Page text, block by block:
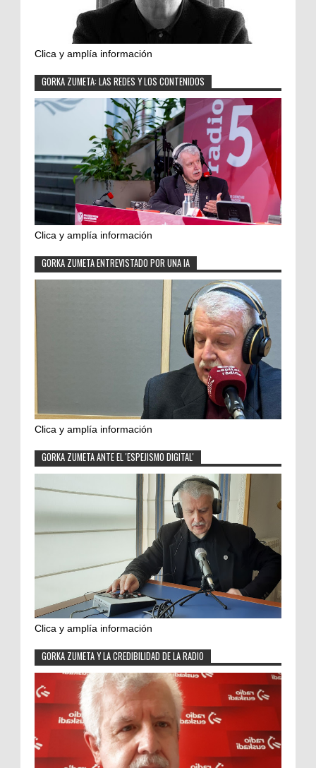
Clica y amplía información
GORKA ZUMETA: LAS REDES Y LOS CONTENIDOS
Clica y amplía información
GORKA ZUMETA ENTREVISTADO POR UNA IA
Clica y amplía información
GORKA ZUMETA ANTE EL 'ESPEJISMO DIGITAL'
Clica y amplía información
GORKA ZUMETA Y LA CREDIBILIDAD DE LA RADIO